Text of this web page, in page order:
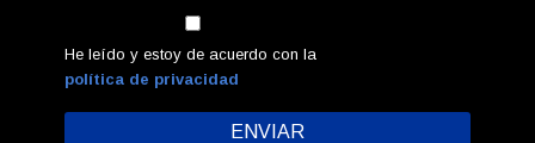
He leído y estoy de acuerdo con la
política de privacidad